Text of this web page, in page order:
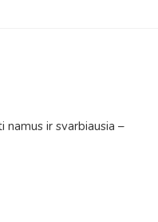
ir svarbiausia –